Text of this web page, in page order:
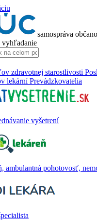
samospráva
vyhľadanie
zdravotnej starostlivosti
lekární Prevádzkovatelia
vyšetrení
ambulantná pohotovosť,